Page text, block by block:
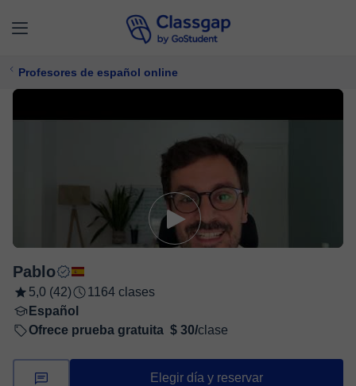
Profesores de español online
Pablo
5,0 (42)
1164 clases
Español
Ofrece prueba gratuita $ 30/clase
Elegir día y reservar